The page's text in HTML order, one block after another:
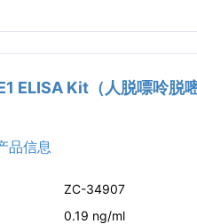
ELISA Kit（人脱嘌呤脱
品信息
ZC-34907
0.19 ng/ml